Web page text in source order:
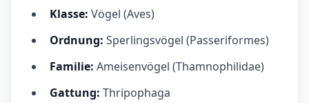
Klasse: Vögel (Aves)
Ordnung: Sperlingsvögel (Passeriformes)
Familie: Ameisenvögel (Thamnophilidae)
Gattung: Thripophaga